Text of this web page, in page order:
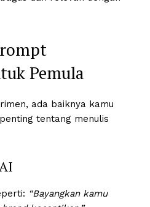
Pemula
ada baiknya kamu
tentang menulis
“Bayangkan kamu